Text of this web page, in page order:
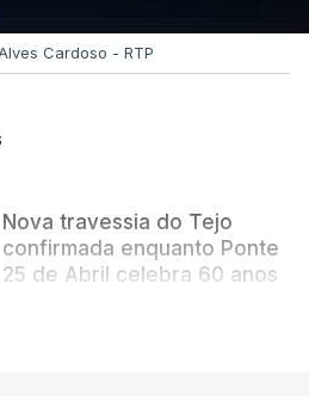
Cardoso - RTP
Nova travessia do Tejo
confirmada enquanto Ponte
25 de Abril celebra 60 anos